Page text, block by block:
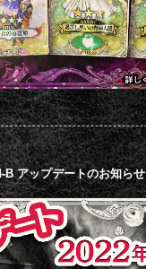
B アップデートのお知らせ